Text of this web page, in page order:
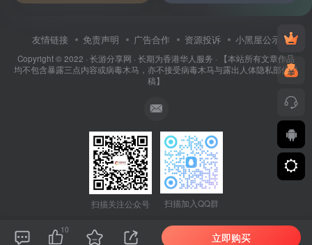
友情链接 免责声明 广告合作 资源投诉 小黑屋公示
Copyright © 2022 · 长游分享网 · 长期为香港华人服务 · 【本站所有文章作品
均不包含暴露三点内容或病毒木马，亦不接受病毒木马与露出人体隐私部位投
稿】
扫描关注公众号 扫描加入QQ群
10
立即购买